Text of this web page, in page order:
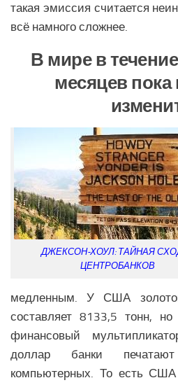
такая эмиссия считается
всё намного сложнее.
В мире в
месяцев пока
ДЖЕКСОН-ХОУЛ: ТАЙНАЯ
ЦЕНТРОБАНКОВ
медленным. У США
составляет 8133,5 тонн,
финансовый
доллар банки
компьютерных. То есть США